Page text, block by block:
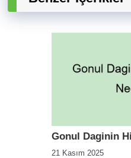
Gonul Daginin
21 Kasım 2025